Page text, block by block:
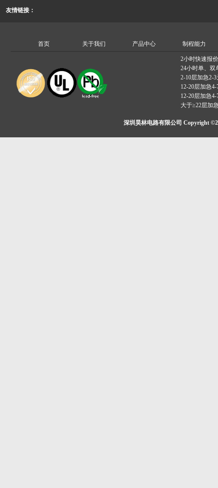
友情链接：
首页 关于我们 产品中心 制程能力
2小时快速报价
24小时单、双
2-10层加急2-3
12-20层加急4-
12-20层加急4-
大于≥22层加
深圳昊林电路有限公司 Copyright